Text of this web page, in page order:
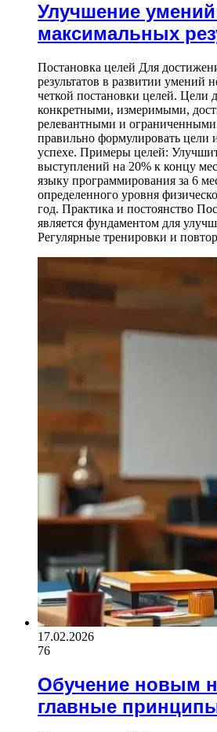
Улучшение
максимальных
Постановка целей Для
результатов в развитии умений
четкой постановки целей. Цели
конкретными, измеримыми,
релевантными и
правильно формулировать цели
успехе. Примеры целей:
выступлений на 20% к концу
языку программирования за 6
определенного уровня
год. Практика и постоянство
является фундаментом для
Регулярные тренировки и
17.02.2026
76
Обучение новым
главные